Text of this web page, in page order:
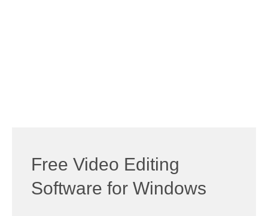
Free Video Editing
Software for Windows